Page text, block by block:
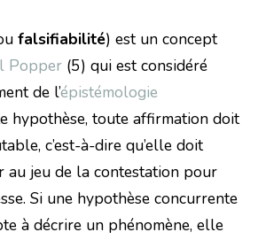
falsifiabilité) est un concept
Popper (5) qui est considéré
de l’épistémologie
hypothèse, toute affirmation doit
c’est-à-dire qu’elle doit
au jeu de la contestation pour
Si une hypothèse concurrente
à décrire un phénomène, elle